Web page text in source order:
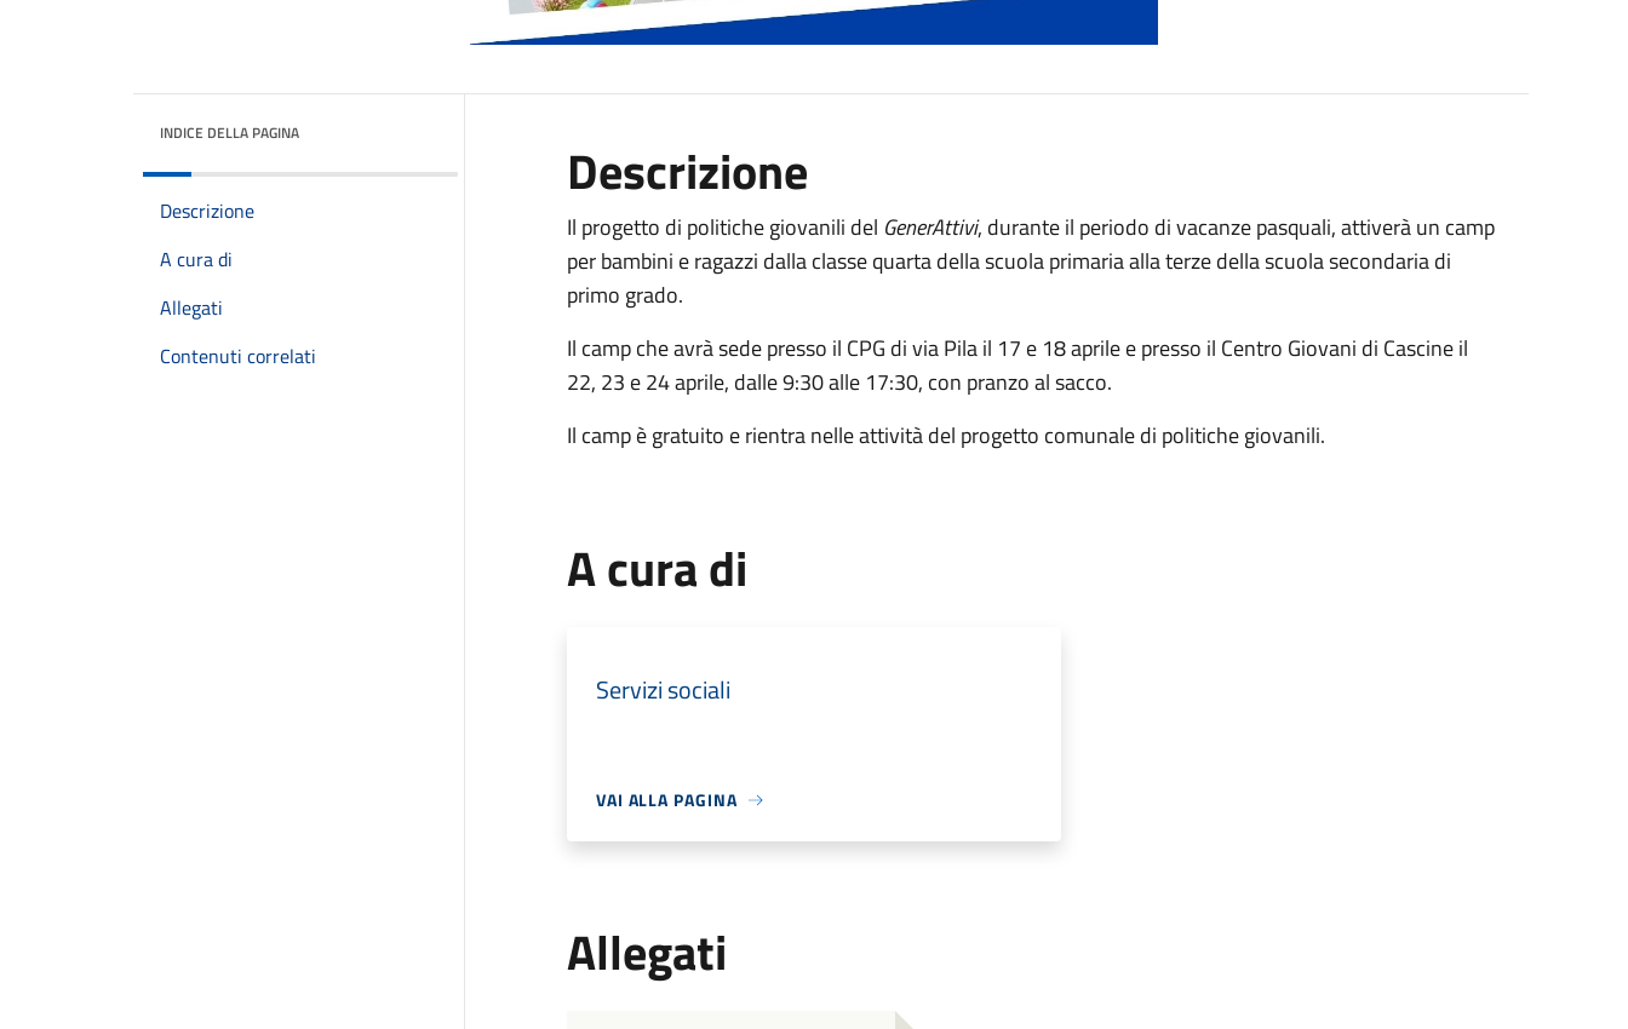
INDICE DELLA PAGINA
Descrizione
A cura di
Allegati
Contenuti correlati
Descrizione
Il progetto di politiche giovanili del GenerAttivi, durante il periodo di vacanze pasquali, attiverà un camp
per bambini e ragazzi dalla classe quarta della scuola primaria alla terze della scuola secondaria di
primo grado.
Il camp che avrà sede presso il CPG di via Pila il 17 e 18 aprile e presso il Centro Giovani di Cascine il
22, 23 e 24 aprile, dalle 9:30 alle 17:30, con pranzo al sacco.
Il camp è gratuito e rientra nelle attività del progetto comunale di politiche giovanili.
A cura di
Servizi sociali
VAI ALLA PAGINA
Allegati